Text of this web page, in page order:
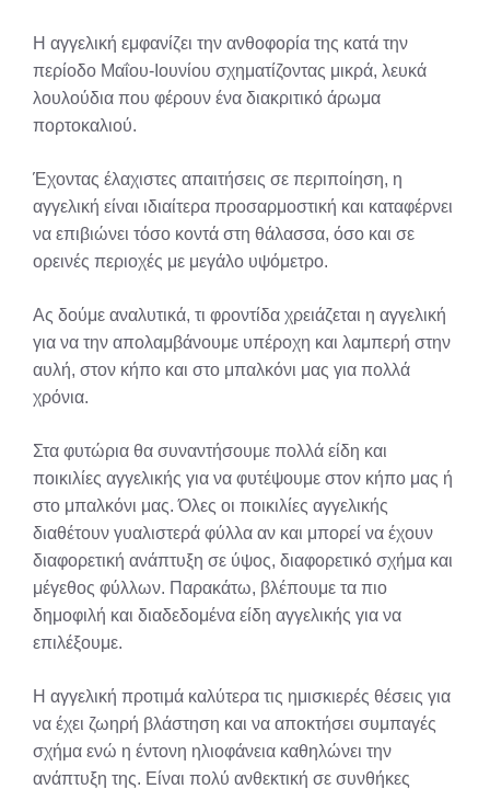
Η αγγελική εμφανίζει την ανθοφορία της κατά την
περίοδο Μαΐου-Ιουνίου σχηματίζοντας μικρά, λευκά
λουλούδια που φέρουν ένα διακριτικό άρωμα
πορτοκαλιού.
Έχοντας έλαχιστες απαιτήσεις σε περιποίηση, η
αγγελική είναι ιδιαίτερα προσαρμοστική και καταφέρνει
να επιβιώνει τόσο κοντά στη θάλασσα, όσο και σε
ορεινές περιοχές με μεγάλο υψόμετρο.
Ας δούμε αναλυτικά, τι φροντίδα χρειάζεται η αγγελική
για να την απολαμβάνουμε υπέροχη και λαμπερή στην
αυλή, στον κήπο και στο μπαλκόνι μας για πολλά
χρόνια.
Στα φυτώρια θα συναντήσουμε πολλά είδη και
ποικιλίες αγγελικής για να φυτέψουμε στον κήπο μας ή
στο μπαλκόνι μας. Όλες οι ποικιλίες αγγελικής
διαθέτουν γυαλιστερά φύλλα αν και μπορεί να έχουν
διαφορετική ανάπτυξη σε ύψος, διαφορετικό σχήμα και
μέγεθος φύλλων. Παρακάτω, βλέπουμε τα πιο
δημοφιλή και διαδεδομένα είδη αγγελικής για να
επιλέξουμε.
H αγγελική προτιμά καλύτερα τις ημισκιερές θέσεις για
να έχει ζωηρή βλάστηση και να αποκτήσει συμπαγές
σχήμα ενώ η έντονη ηλιοφάνεια καθηλώνει την
ανάπτυξη της. Eίναι πολύ ανθεκτική σε συνθήκες